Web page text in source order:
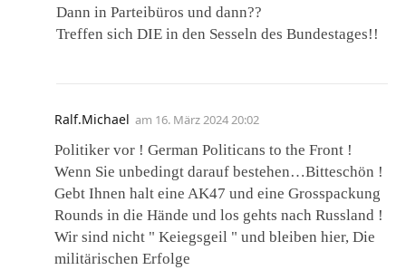
Dann in Parteibüros und dann??
Treffen sich DIE in den Sesseln des Bundestages!!
Ralf.Michael am 16. März 2024 20:02
Politiker vor ! German Politicans to the Front !
Wenn Sie unbedingt darauf bestehen…Bitteschön !
Gebt Ihnen halt eine AK47 und eine Grosspackung
Rounds in die Hände und los gehts nach Russland !
Wir sind nicht " Keiegsgeil " und bleiben hier, Die
militärischen Erfolge